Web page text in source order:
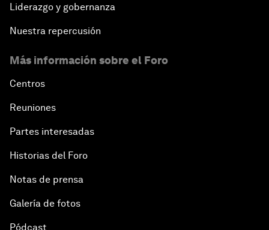
Liderazgo y gobernanza
Nuestra repercusión
Más información sobre el Foro
Centros
Reuniones
Partes interesadas
Historias del Foro
Notas de prensa
Galería de fotos
Pódcast